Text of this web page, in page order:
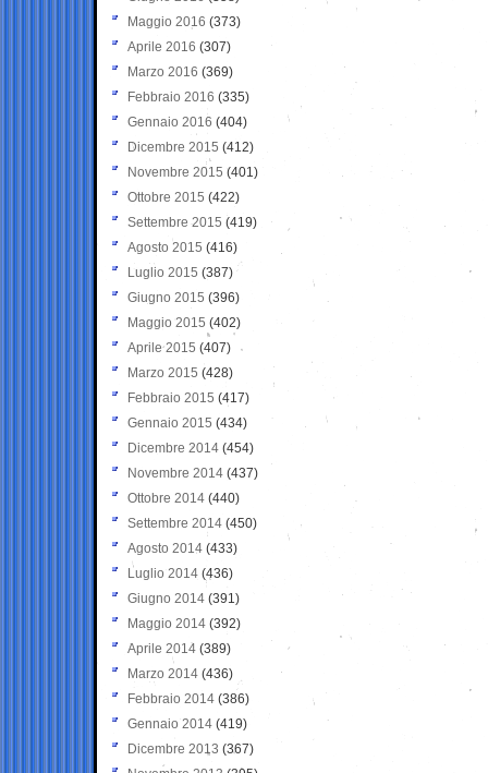
Maggio 2016 (373)
Aprile 2016 (307)
Marzo 2016 (369)
Febbraio 2016 (335)
Gennaio 2016 (404)
Dicembre 2015 (412)
Novembre 2015 (401)
Ottobre 2015 (422)
Settembre 2015 (419)
Agosto 2015 (416)
Luglio 2015 (387)
Giugno 2015 (396)
Maggio 2015 (402)
Aprile 2015 (407)
Marzo 2015 (428)
Febbraio 2015 (417)
Gennaio 2015 (434)
Dicembre 2014 (454)
Novembre 2014 (437)
Ottobre 2014 (440)
Settembre 2014 (450)
Agosto 2014 (433)
Luglio 2014 (436)
Giugno 2014 (391)
Maggio 2014 (392)
Aprile 2014 (389)
Marzo 2014 (436)
Febbraio 2014 (386)
Gennaio 2014 (419)
Dicembre 2013 (367)